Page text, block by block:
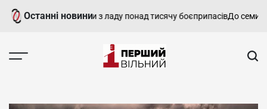
Перейти
Останні новини
за тиждень вивели з ладу понад тисячу боєприпасівДо семи років
-